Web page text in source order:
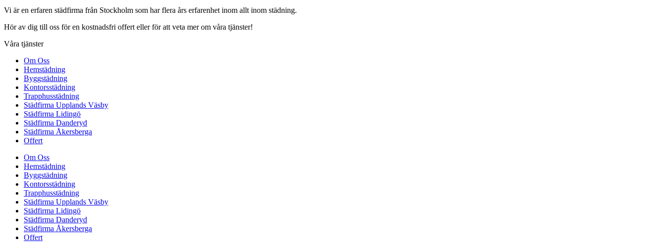
Vi är en erfaren städfirma från Stockholm som har flera års erfarenhet inom allt inom städning.
Hör av dig till oss för en kostnadsfri offert eller för att veta mer om våra tjänster!
Våra tjänster
Om Oss
Hemstädning
Byggstädning
Kontorsstädning
Trapphusstädning
Städfirma Upplands Väsby
Städfirma Lidingö
Städfirma Danderyd
Städfirma Åkersberga
Offert
Om Oss
Hemstädning
Byggstädning
Kontorsstädning
Trapphusstädning
Städfirma Upplands Väsby
Städfirma Lidingö
Städfirma Danderyd
Städfirma Åkersberga
Offert